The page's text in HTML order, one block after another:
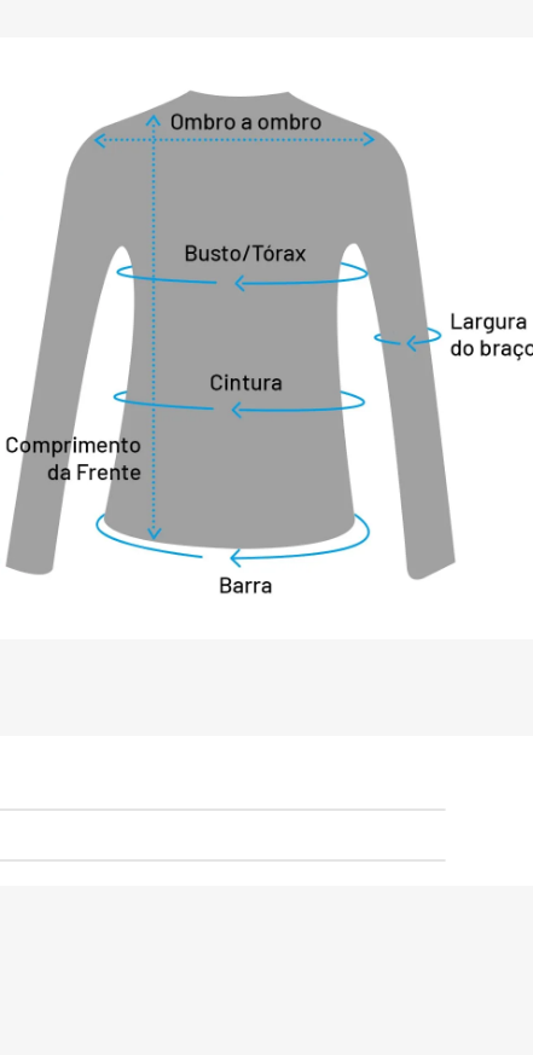
em comparação aos tecidos de
que evita a formação de pilling e
liso, macio e brilhante à camiseta;
em material inteligente com
que proporciona alta
de suor e dispersão do calor;
temperatura do corpo regular e
térmico, permitindo que o corpo
seja retardada;
e estabilidade dimensional para
o uso e lavagem.
e 37% poliéster
no desenvolvimento de
ambientais, o tecido deste
norma Bluesign, em conformidade com
europeias. Outras ações são as